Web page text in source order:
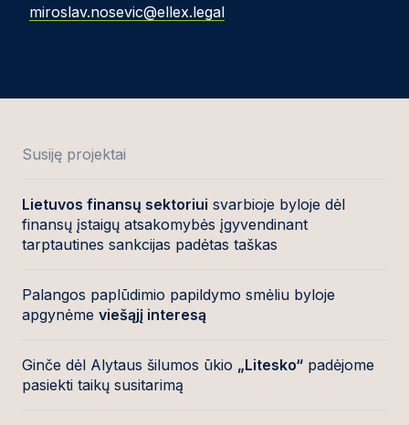
miroslav.nosevic@ellex.legal
Susiję projektai
Lietuvos finansų sektoriui svarbioje byloje dėl
finansų įstaigų atsakomybės įgyvendinant
tarptautines sankcijas padėtas taškas
Palangos paplūdimio papildymo smėliu byloje
apgynėme viešąjį interesą
Ginče dėl Alytaus šilumos ūkio „Litesko“ padėjome
pasiekti taikų susitarimą